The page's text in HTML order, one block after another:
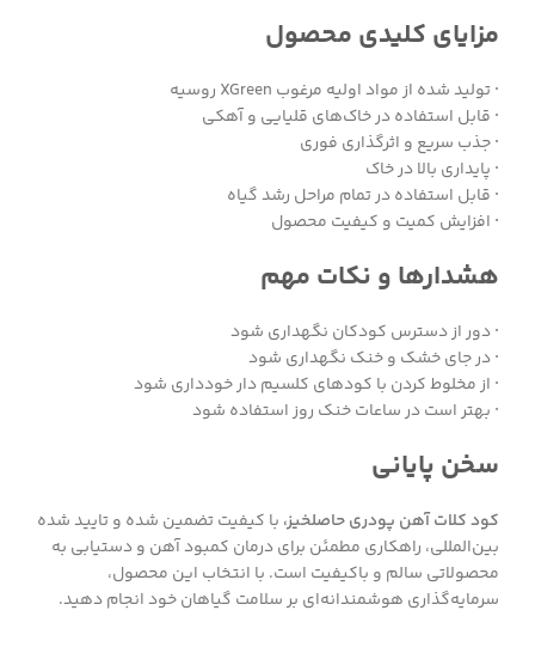
مزایای کلیدی محصول
·تولید شده از مواد اولیه مرغوب XGreen روسیه
· قابل استفاده در خاک‌های قلیایی و آهکی
·جذب سریع و اثرگذاری فوری
· پایداری بالا در خاک
· قابل استفاده در تمام مراحل رشد گیاه
· افزایش کمیت و کیفیت محصول
هشدارها و نکات مهم
·دور از دسترس کودکان نگهداری شود
·در جای خشک و خنک نگهداری شود
· از مخلوط کردن با کودهای کلسیم دار خودداری شود
· بهتر است در ساعات خنک روز استفاده شود
سخن پایانی
کود کلات آهن پودری حاصلخیز، با کیفیت تضمین شده و تایید شده
بین‌المللی، راهکاری مطمئن برای درمان کمبود آهن و دستیابی به
محصولاتی سالم و باکیفیت است. با انتخاب این محصول،
سرمایه‌گذاری هوشمندانه‌ای بر سلامت گیاهان خود انجام دهید.